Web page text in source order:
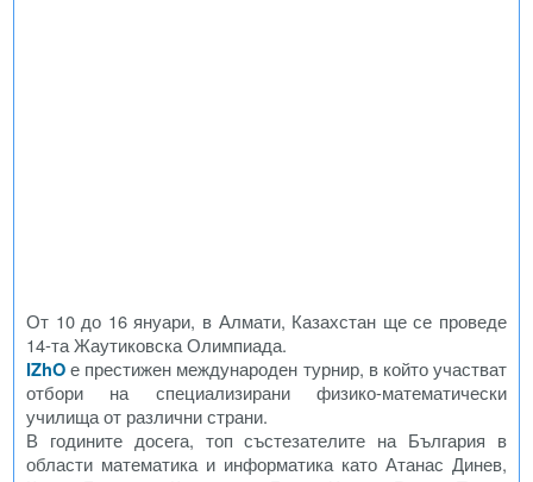
От 10 до 16 януари, в Алмати, Казахстан ще се проведе
14-та Жаутиковска Олимпиада.
IZhOе престижен международен турнир, в който участват
отбори на специализирани физико-математически
училища от различни страни.
В годините досега, топ състезателите на България в
области математика и информатика като Атанас Динев,